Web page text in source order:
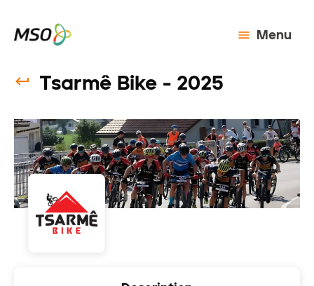
Menu
Tsarmê Bike - 2025